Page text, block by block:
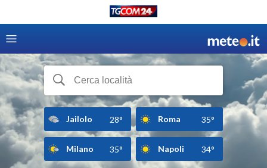
Jailolo 28° Roma 35°
Milano 35° Napoli 34°